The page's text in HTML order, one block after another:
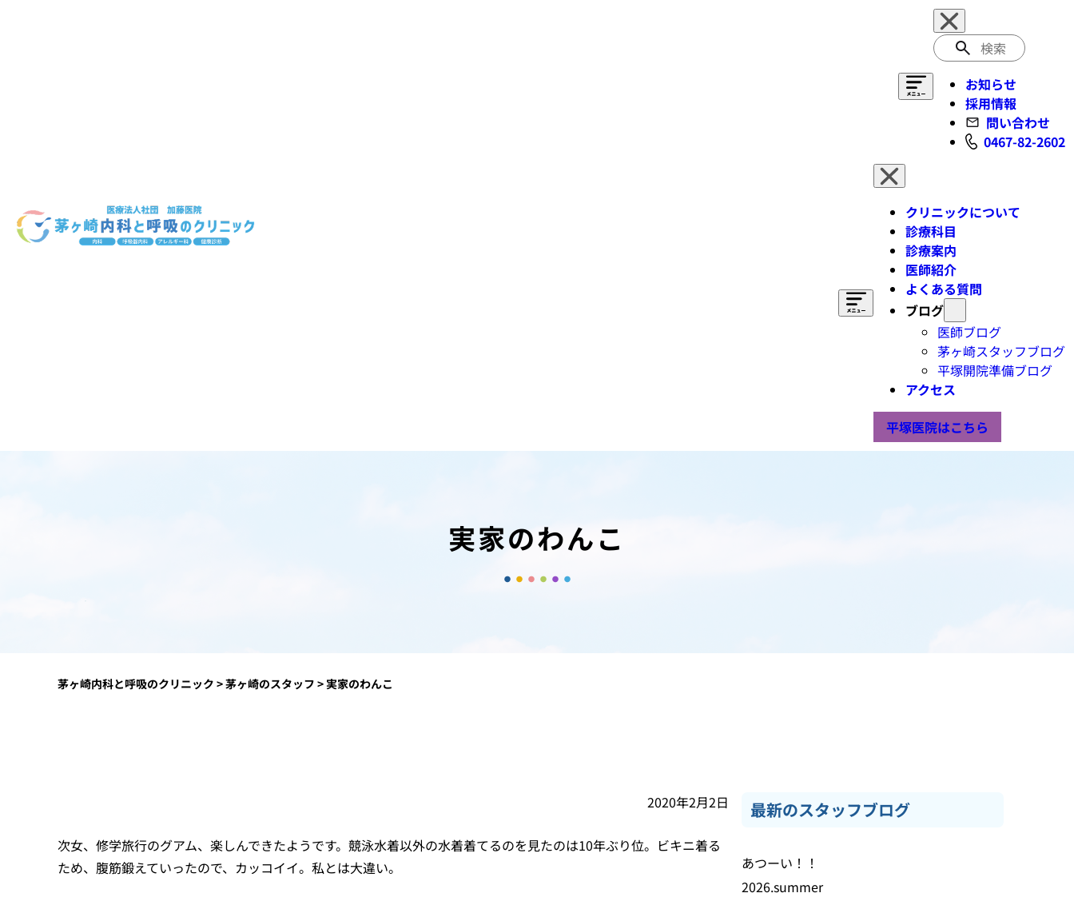
検
索
お知らせ
採用情報
問い合わせ
0467-82-2602
クリニックについて
診療科目
診療案内
医師紹介
よくある質問
ブログ
医師ブログ
茅ヶ崎スタッフブログ
平塚開院準備ブログ
アクセス
平塚医院はこちら
実家のわんこ
茅ヶ崎内科と呼吸のクリニック >茅ヶ崎のスタッフ >実家のわんこ
2020年2月2日
次女、修学旅行のグアム、楽しんできたようです。競泳水着以外の水着着てるのを見たのは10年ぶり位。ビキニ着る
ため、腹筋鍛えていったので、カッコイイ。私とは大違い。
最新のスタッフブログ
あつーい！！
2026.summer